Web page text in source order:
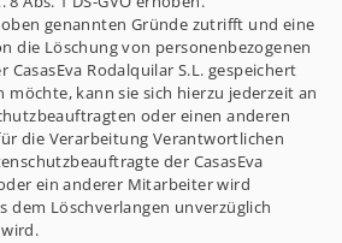
genannten Gründe zutrifft und eine
die Löschung von personenbezogenen
CasasEva Rodalquilar S.L. gespeichert
möchte, kann sie sich hierzu jederzeit an
oder einen anderen
die Verarbeitung Verantwortlichen
der CasasEva
ein anderer Mitarbeiter wird
dem Löschverlangen unverzüglich